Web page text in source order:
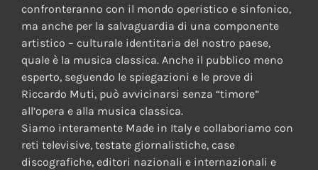
confronteranno con il mondo operistico e sinfonico,
ma anche per la salvaguardia di una componente
artistico – culturale identitaria del nostro paese,
quale è la musica classica. Anche il pubblico meno
esperto, seguendo le spiegazioni e le prove di
Riccardo Muti, può avvicinarsi senza “timore”
all’opera e alla musica classica.
Siamo interamente Made in Italy e collaboriamo con
reti televisive, testate giornalistiche, case
discografiche, editori nazionali e internazionali e